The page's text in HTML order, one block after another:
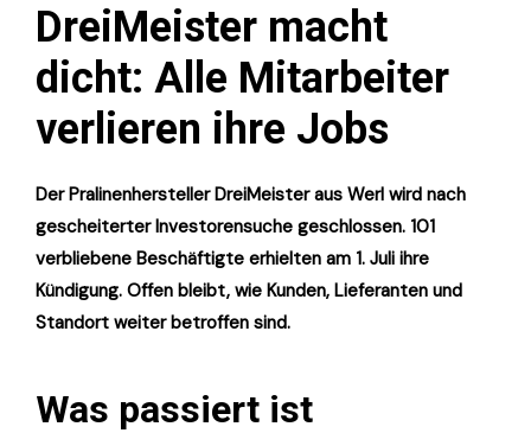
DreiMeister macht
dicht: Alle Mitarbeiter
verlieren ihre Jobs
Der Pralinenhersteller DreiMeister aus Werl wird nach
gescheiterter Investorensuche geschlossen. 101
verbliebene Beschäftigte erhielten am 1. Juli ihre
Kündigung. Offen bleibt, wie Kunden, Lieferanten und
Standort weiter betroffen sind.
Was passiert ist